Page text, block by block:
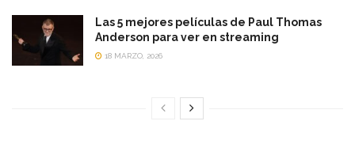
Las 5 mejores películas de Paul Thomas
Anderson para ver en streaming
18 MARZO, 2026